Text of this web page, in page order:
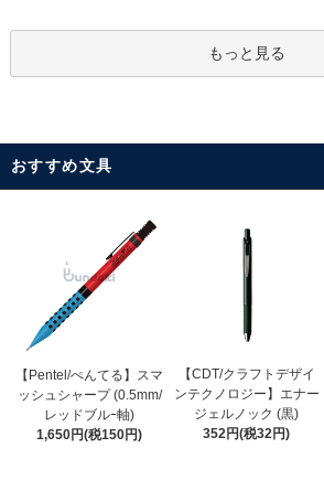
もっと見る
おすすめ文具
【Pentel/ぺんてる】スマ
ッシュシャープ (0.5mm/
レッドブルｰ軸)
1,650円(税150円)
【CDT/クラフトデザイ
ンテクノロジー】エナー
ジェルノック (黒)
352円(税32円)